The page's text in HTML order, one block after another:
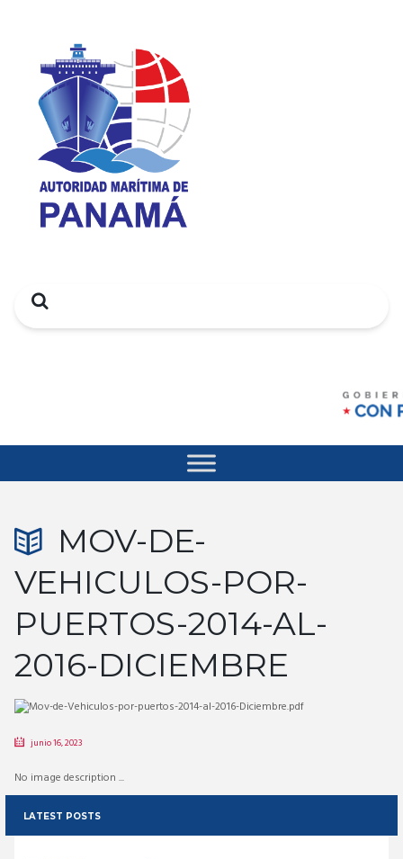
Search
MOV-DE-
VEHICULOS-POR-
PUERTOS-2014-AL-
2016-DICIEMBRE
junio 16, 2023
No image description ...
LATEST POSTS